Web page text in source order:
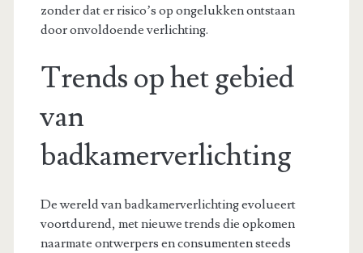
zonder dat er risico’s op ongelukken ontstaan
door onvoldoende verlichting.
Trends op het gebied
van
badkamerverlichting
De wereld van badkamerverlichting evolueert
voortdurend, met nieuwe trends die opkomen
naarmate ontwerpers en consumenten steeds